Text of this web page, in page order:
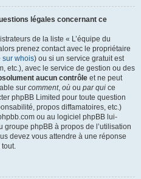
légales concernant ce
de la liste « L’équipe du
prenez contact avec le propriétaire
sur whois) ou si un service gratuit est
etc.), avec le service de gestion ou des
aucun contrôle et ne peut
sur comment, où ou par qui ce
phpBB Limited pour toute question
propos diffamatoires, etc.)
ou au logiciel phpBB lui-
phpBB à propos de l’utilisation
devez vous attendre à une réponse